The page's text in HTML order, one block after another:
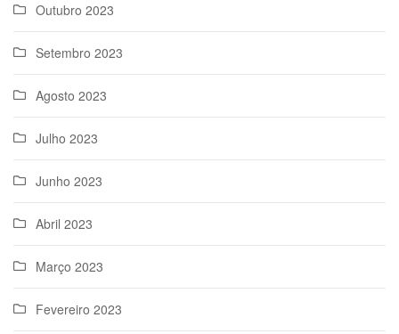
Outubro 2023
Setembro 2023
Agosto 2023
Julho 2023
Junho 2023
Abril 2023
Março 2023
Fevereiro 2023